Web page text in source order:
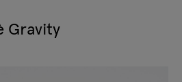
Gravity